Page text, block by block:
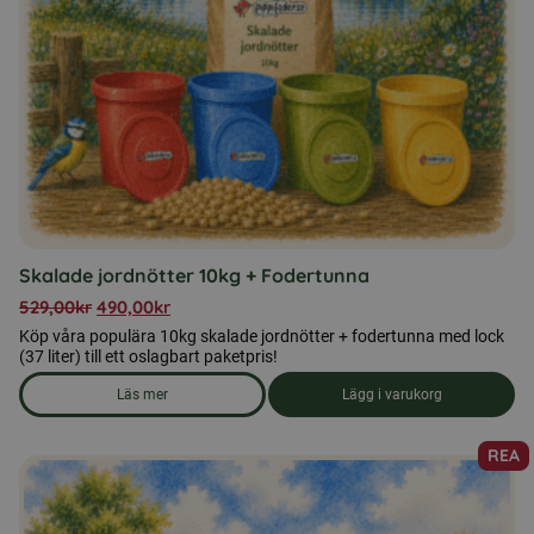
Skalade jordnötter 10kg + Fodertunna
529,00kr 490,00kr
Köp våra populära 10kg skalade jordnötter + fodertunna med lock
(37 liter) till ett oslagbart paketpris!
Läs mer
om produkten Skalade jordnötter 10kg + Fodertunna
Lägg i varukorg
alternativen
kan
väljas
på
produktsidan
REA
Den
här